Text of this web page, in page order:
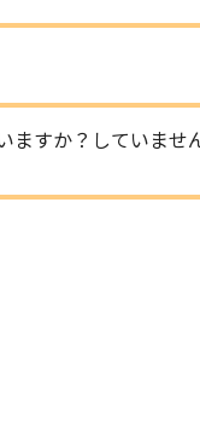
ますか？していませ